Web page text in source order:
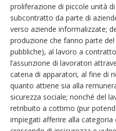
proliferazione di piccole unità
subcontratto da parte di
verso aziende informalizzate;
produzione che fanno parte
pubbliche), al lavoro a
l’assunzione di lavoratori
catena di apparatori, al fine di
quanto attiene sia alla
sicurezza sociale; nonché del
retribuito a cottimo (pur
impiegati afferire alla categoria